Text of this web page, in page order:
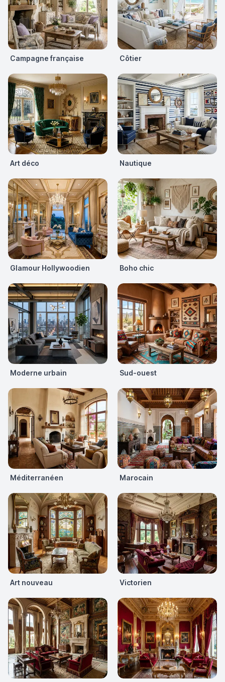
Campagne française Côtier
Art déco Nautique
Glamour Hollywoodien Boho chic
Moderne urbain Sud-ouest
Méditerranéen Marocain
Art nouveau Victorien